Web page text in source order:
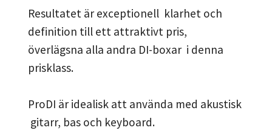
Resultatet är exceptionell klarhet och
definition till ett attraktivt pris,
överlägsna alla andra DI-boxar i denna
prisklass.
ProDI är idealisk att använda med akustisk
gitarr, bas och keyboard.